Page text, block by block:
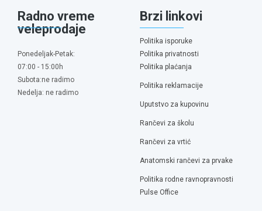
Radno vreme
veleprodaje
Ponedeljak-Petak:
07:00 - 15:00h
Subota:ne radimo
Nedelja: ne radimo
Brzi linkovi
Politika isporuke
Politika privatnosti
Politika plaćanja
Politika reklamacije
Uputstvo za kupovinu
Rančevi za školu
Rančevi za vrtić
Anatomski rančevi za prvake
Politika rodne ravnopravnosti
Pulse Office